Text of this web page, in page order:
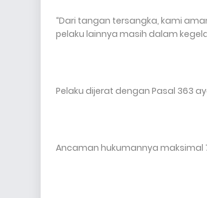
“Dari tangan tersangka, kami
pelaku lainnya masih dalam
Pelaku dijerat dengan Pasal 363
Ancaman hukumannya maksimal